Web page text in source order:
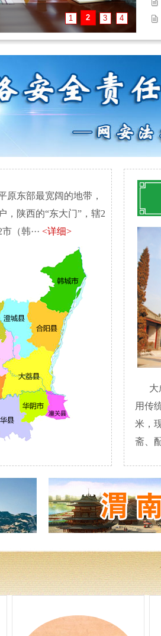
1 2 3 4
东部最宽阔的地带，
，陕西的“东大门”，辖2
（韩··· <详细>
大
用传
米，
斋、配